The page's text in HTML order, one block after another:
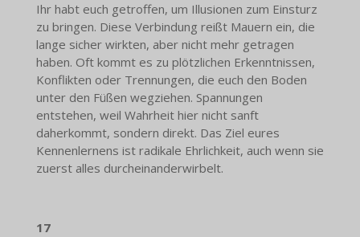
Ihr habt euch getroffen, um Illusionen zum Einsturz
zu bringen. Diese Verbindung reißt Mauern ein, die
lange sicher wirkten, aber nicht mehr getragen
haben. Oft kommt es zu plötzlichen Erkenntnissen,
Konflikten oder Trennungen, die euch den Boden
unter den Füßen wegziehen. Spannungen
entstehen, weil Wahrheit hier nicht sanft
daherkommt, sondern direkt. Das Ziel eures
Kennenlernens ist radikale Ehrlichkeit, auch wenn sie
zuerst alles durcheinanderwirbelt.
17